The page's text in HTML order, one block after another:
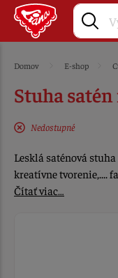
Domov E-shop
Stuha satén
Nedostupné
Lesklá saténová
kreatívne tvorenie,....
Čítať viac…